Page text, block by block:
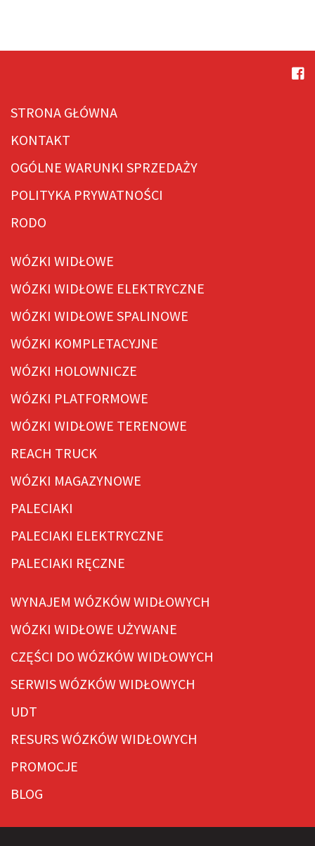
STRONA GŁÓWNA
KONTAKT
OGÓLNE WARUNKI SPRZEDAŻY
POLITYKA PRYWATNOŚCI
RODO
WÓZKI WIDŁOWE
WÓZKI WIDŁOWE ELEKTRYCZNE
WÓZKI WIDŁOWE SPALINOWE
WÓZKI KOMPLETACYJNE
WÓZKI HOLOWNICZE
WÓZKI PLATFORMOWE
WÓZKI WIDŁOWE TERENOWE
REACH TRUCK
WÓZKI MAGAZYNOWE
PALECIAKI
PALECIAKI ELEKTRYCZNE
PALECIAKI RĘCZNE
WYNAJEM WÓZKÓW WIDŁOWYCH
WÓZKI WIDŁOWE UŻYWANE
CZĘŚCI DO WÓZKÓW WIDŁOWYCH
SERWIS WÓZKÓW WIDŁOWYCH
UDT
RESURS WÓZKÓW WIDŁOWYCH
PROMOCJE
BLOG